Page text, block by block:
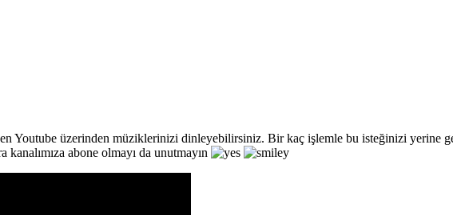
Youtube üzerinden müziklerinizi dinleyebilirsiniz. Bir kaç işlemle bu isteğinizi yerine
abone olmayı da unutmayın